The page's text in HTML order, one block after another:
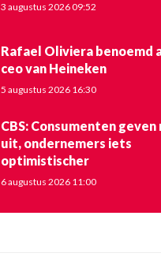
3 augustus 2026 09:52
Rafael Oliviera benoemd
ceo van Heineken
5 augustus 2026 16:30
CBS: Consumenten geven
uit, ondernemers iets
optimistischer
6 augustus 2026 11:00